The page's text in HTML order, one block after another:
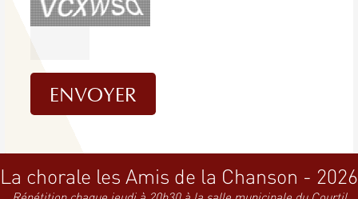
La chorale les Amis de la Chanson - 2026